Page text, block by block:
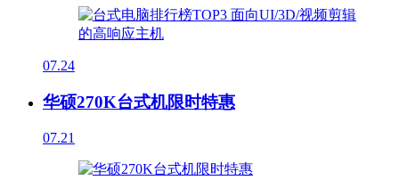
07.24
华硕270K台式机限时特惠
07.21